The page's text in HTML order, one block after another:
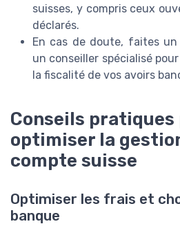
suisses, y compris ceux
déclarés.
En cas de doute, faites
un conseiller spécialisé
la fiscalité de vos avoirs
Conseils pratiques
optimiser la
compte suisse
Optimiser les frais et
banque